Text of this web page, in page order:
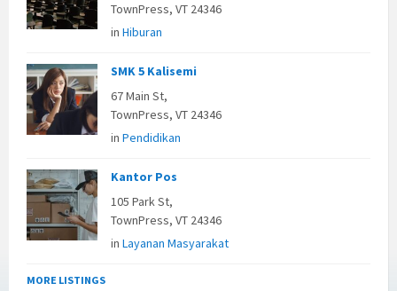
TownPress, VT 24346
in Hiburan
SMK 5 Kalisemi
67 Main St,
TownPress, VT 24346
in Pendidikan
Kantor Pos
105 Park St,
TownPress, VT 24346
in Layanan Masyarakat
MORE LISTINGS